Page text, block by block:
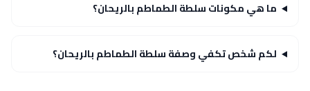
ما هي مكونات سلطة الطماطم بالريحان؟
لكم شخص تكفي وصفة سلطة الطماطم بالريحان؟